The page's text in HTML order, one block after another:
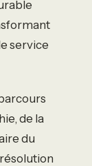
service
de la
du